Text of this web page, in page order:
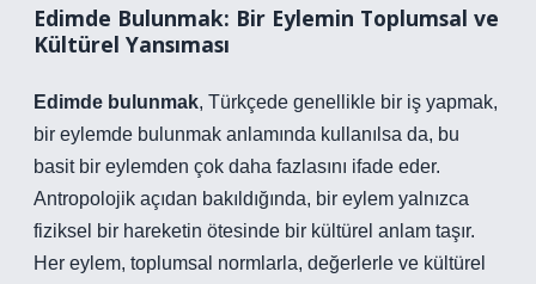
Edimde Bulunmak: Bir Eylemin Toplumsal ve
Kültürel Yansıması
Edimde bulunmak, Türkçede genellikle bir iş yapmak,
bir eylemde bulunmak anlamında kullanılsa da, bu
basit bir eylemden çok daha fazlasını ifade eder.
Antropolojik açıdan bakıldığında, bir eylem yalnızca
fiziksel bir hareketin ötesinde bir kültürel anlam taşır.
Her eylem, toplumsal normlarla, değerlerle ve kültürel